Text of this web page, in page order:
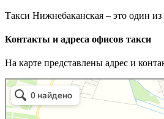
Такси Нижнебаканская – это один
Контакты и адреса офисов такси
На карте представлены адрес и